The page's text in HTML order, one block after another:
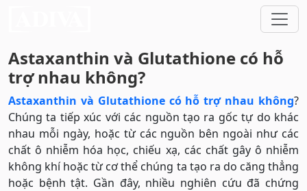
Astaxanthin và Glutathione có hỗ
trợ nhau không?
Astaxanthin và Glutathione có hỗ trợ nhau không?
Chúng ta tiếp xúc với các nguồn tạo ra gốc tự do khác
nhau mỗi ngày, hoặc từ các nguồn bên ngoài như các
chất ô nhiễm hóa học, chiếu xạ, các chất gây ô nhiễm
không khí hoặc từ cơ thể chúng ta tạo ra do căng thẳng
hoặc bệnh tật. Gần đây, nhiều nghiên cứu đã chứng